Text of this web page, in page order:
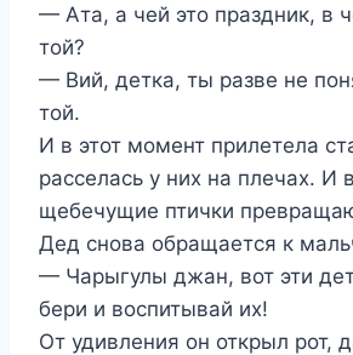
— Ата, а чей это праздник, в
той?
— Вий, детка, ты разве не
той.
И в этот момент прилетела
расселась у них на плечах. И
щебечущие птички
Дед снова обращается к
— Чарыгулы джан, вот эти
бери и воспитывай их!
От удивления он открыл рот,